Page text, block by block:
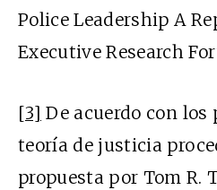
Police Leadership A
Executive Research
[3] De acuerdo con
teoría de justicia
propuesta por Tom R.